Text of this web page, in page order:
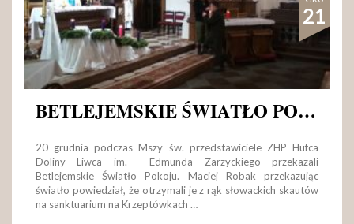
21
BETLEJEMSKIE ŚWIATŁO POKOJU
20 grudnia podczas Mszy św. przedstawiciele ZHP Hufca
Doliny Liwca im. Edmunda Zarzyckiego przekazali
Betlejemskie Światło Pokoju. Maciej Robak przekazując
światło powiedział, że otrzymali je z rąk słowackich skautów
na sanktuarium na Krzeptówkach …